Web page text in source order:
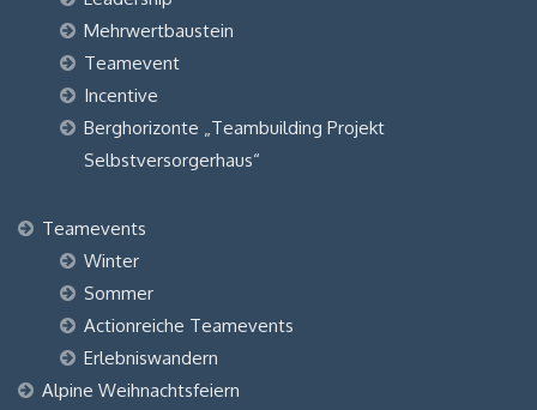
Mehrwertbaustein
Teamevent
Incentive
Berghorizonte „Teambuilding Projekt
Selbstversorgerhaus“
Teamevents
Winter
Sommer
Actionreiche Teamevents
Erlebniswandern
Alpine Weihnachtsfeiern